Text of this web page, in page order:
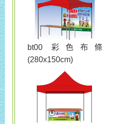
bt00 彩色布條
(280x150cm)